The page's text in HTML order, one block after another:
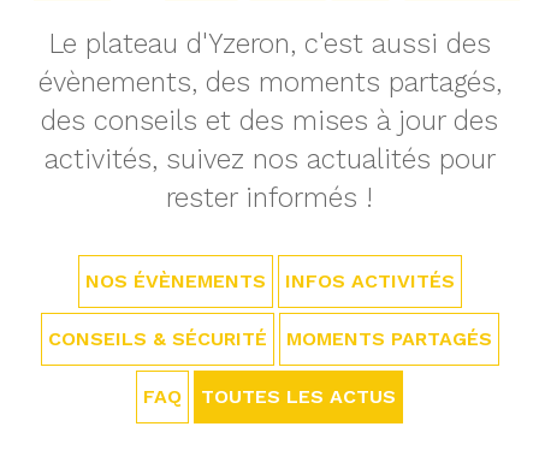
Le plateau d'Yzeron, c'est aussi des
évènements, des moments partagés,
des conseils et des mises à jour des
activités, suivez nos actualités pour
rester informés !
NOS ÉVÈNEMENTS INFOS ACTIVITÉS
CONSEILS & SÉCURITÉ MOMENTS PARTAGÉS
FAQ TOUTES LES ACTUS